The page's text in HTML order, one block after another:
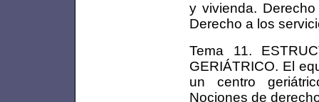
y vivienda.
Derecho a los
Tema 11.
GERIÁTRICO. El
un centro
Nociones de